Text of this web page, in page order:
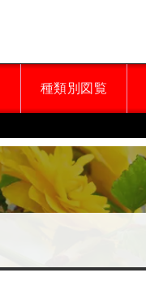
種類別図覧